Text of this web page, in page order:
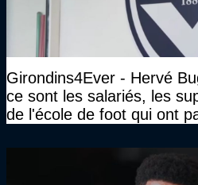
Girondins4Ever - Hervé
ce sont les salariés, les
de l'école de foot qui ont